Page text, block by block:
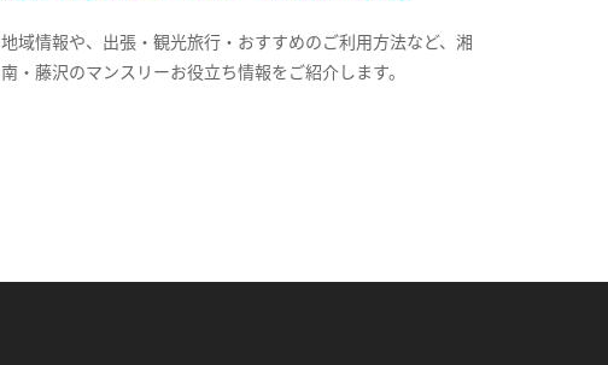
地域情報や、出張・観光旅行・おすすめのご利用方法など、湘
南・藤沢のマンスリーお役立ち情報をご紹介します。